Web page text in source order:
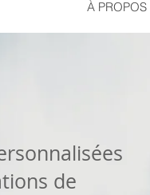
À PROPOS
de